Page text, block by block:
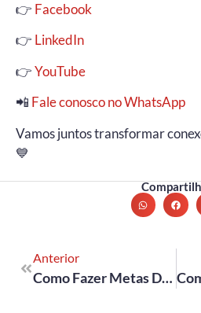
👉 Facebook
👉 LinkedIn
👉YouTube
📲 Fale conosco no WhatsApp
Vamos juntos transformar
💙
Anterior
Como Fazer Metas De Carreira Para O Novo Ano (e Realmente Cumprir)